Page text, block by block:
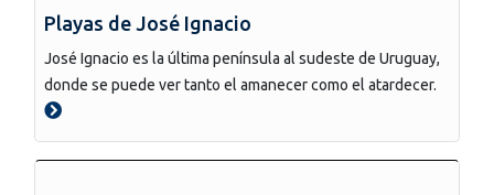
Playas de José Ignacio
José Ignacio es la última península al sudeste de Uruguay,
donde se puede ver tanto el amanecer como el atardecer.